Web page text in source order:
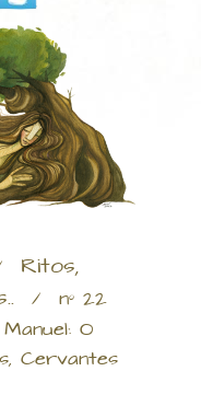
Ritos,
/ nº 22
O
Cervantes